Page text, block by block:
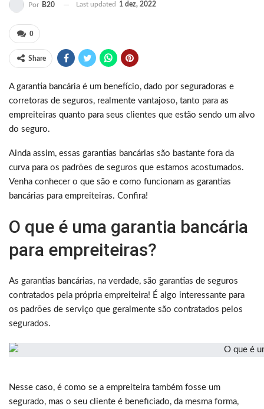
Por B20 Last updated 1 dez, 2022
0
Share
A garantia bancária é um benefício, dado por seguradoras e
corretoras de seguros, realmente vantajoso, tanto para as
empreiteiras quanto para seus clientes que estão sendo um alvo
do seguro.
Ainda assim, essas garantias bancárias são bastante fora da
curva para os padrões de seguros que estamos acostumados.
Venha conhecer o que são e como funcionam as garantias
bancárias para empreiteiras. Confira!
O que é uma garantia bancária
para empreiteiras?
As garantias bancárias, na verdade, são garantias de seguros
contratados pela própria empreiteira! É algo interessante para
os padrões de serviço que geralmente são contratados pelos
segurados.
Nesse caso, é como se a empreiteira também fosse um
segurado, mas o seu cliente é beneficiado, da mesma forma,